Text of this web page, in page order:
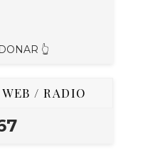
👆
/ RADIO